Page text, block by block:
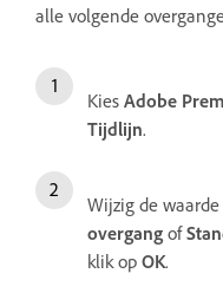
alle volgende
Kies Adobe
Tijdlijn.
Wijzig de
overgang of
klik op OK.